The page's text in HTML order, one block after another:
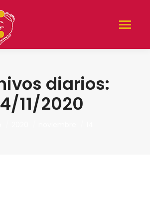
diarios:
11/2020